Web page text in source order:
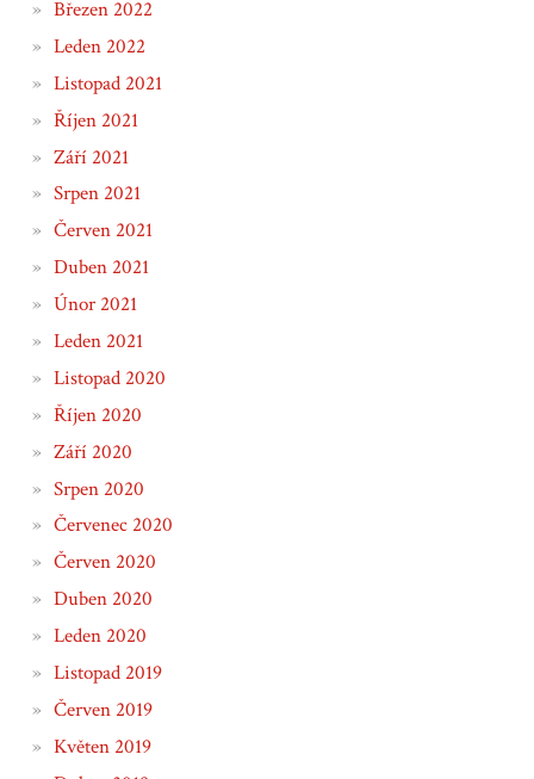
Březen 2022
Leden 2022
Listopad 2021
Říjen 2021
Září 2021
Srpen 2021
Červen 2021
Duben 2021
Únor 2021
Leden 2021
Listopad 2020
Říjen 2020
Září 2020
Srpen 2020
Červenec 2020
Červen 2020
Duben 2020
Leden 2020
Listopad 2019
Červen 2019
Květen 2019